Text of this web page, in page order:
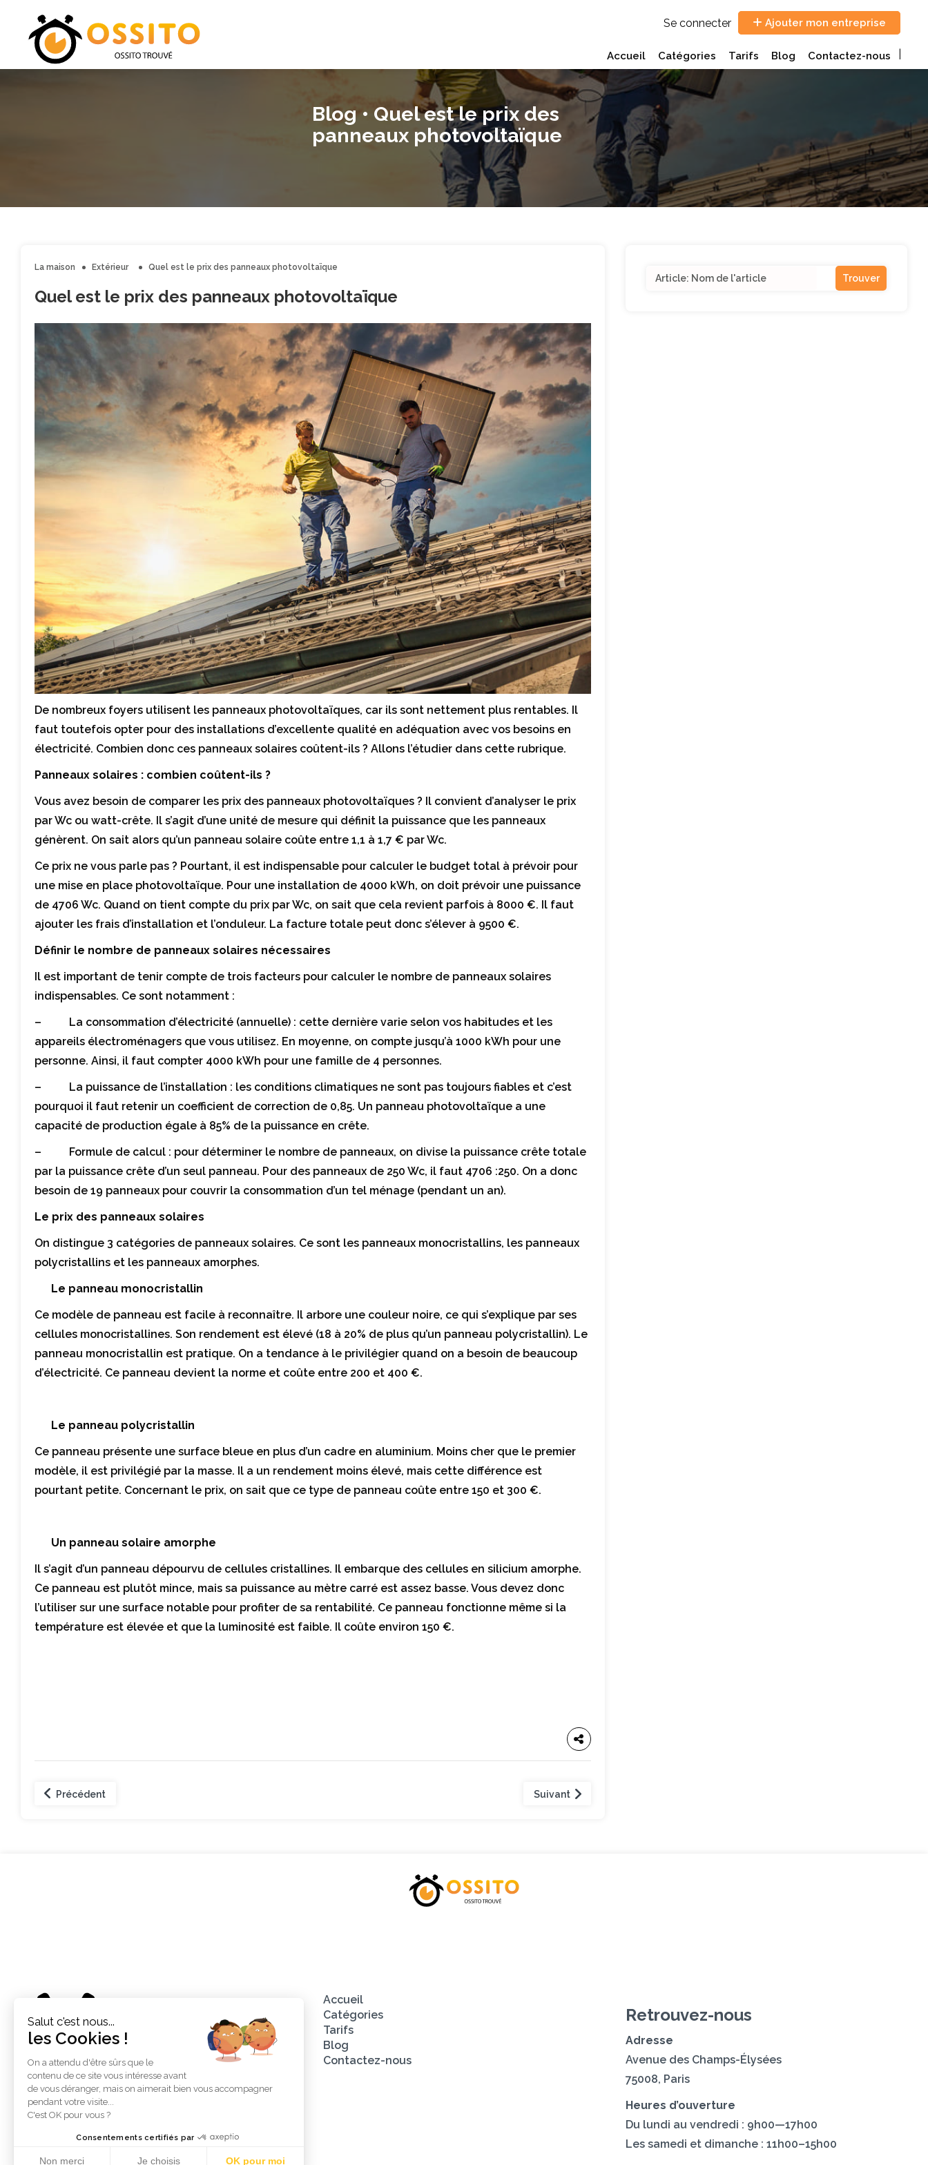
Se connecter Ajouter mon entreprise
Accueil Catégories Tarifs Blog Contactez-nous
Blog • Quel est le prix des
panneaux photovoltaïque
La maison Extérieur Quel est le prix des panneaux photovoltaïque
Quel est le prix des panneaux photovoltaïque
De nombreux foyers utilisent les panneaux photovoltaïques, car ils sont nettement plus rentables. Il
faut toutefois opter pour des installations d’excellente qualité en adéquation avec vos besoins en
électricité. Combien donc ces panneaux solaires coûtent-ils ? Allons l’étudier dans cette rubrique.
Panneaux solaires : combien coûtent-ils ?
Vous avez besoin de comparer les prix des panneaux photovoltaïques ? Il convient d’analyser le prix
par Wc ou watt-crête. Il s’agit d’une unité de mesure qui définit la puissance que les panneaux
génèrent. On sait alors qu’un panneau solaire coûte entre 1,1 à 1,7 € par Wc.
Ce prix ne vous parle pas ? Pourtant, il est indispensable pour calculer le budget total à prévoir pour
une mise en place photovoltaïque. Pour une installation de 4000 kWh, on doit prévoir une puissance
de 4706 Wc. Quand on tient compte du prix par Wc, on sait que cela revient parfois à 8000 €. Il faut
ajouter les frais d’installation et l’onduleur. La facture totale peut donc s’élever à 9500 €.
Définir le nombre de panneaux solaires nécessaires
Il est important de tenir compte de trois facteurs pour calculer le nombre de panneaux solaires
indispensables. Ce sont notamment :
– La consommation d’électricité (annuelle) : cette dernière varie selon vos habitudes et les
appareils électroménagers que vous utilisez. En moyenne, on compte jusqu’à 1000 kWh pour une
personne. Ainsi, il faut compter 4000 kWh pour une famille de 4 personnes.
– La puissance de l’installation : les conditions climatiques ne sont pas toujours fiables et c’est
pourquoi il faut retenir un coefficient de correction de 0,85. Un panneau photovoltaïque a une
capacité de production égale à 85% de la puissance en crête.
– Formule de calcul : pour déterminer le nombre de panneaux, on divise la puissance crête totale
par la puissance crête d’un seul panneau. Pour des panneaux de 250 Wc, il faut 4706 :250. On a donc
besoin de 19 panneaux pour couvrir la consommation d’un tel ménage (pendant un an).
Le prix des panneaux solaires
On distingue 3 catégories de panneaux solaires. Ce sont les panneaux monocristallins, les panneaux
polycristallins et les panneaux amorphes.
Le panneau monocristallin
Ce modèle de panneau est facile à reconnaître. Il arbore une couleur noire, ce qui s’explique par ses
cellules monocristallines. Son rendement est élevé (18 à 20% de plus qu’un panneau polycristallin). Le
panneau monocristallin est pratique. On a tendance à le privilégier quand on a besoin de beaucoup
d’électricité. Ce panneau devient la norme et coûte entre 200 et 400 €.
Le panneau polycristallin
Ce panneau présente une surface bleue en plus d’un cadre en aluminium. Moins cher que le premier
modèle, il est privilégié par la masse. Il a un rendement moins élevé, mais cette différence est
pourtant petite. Concernant le prix, on sait que ce type de panneau coûte entre 150 et 300 €.
Un panneau solaire amorphe
Il s’agit d’un panneau dépourvu de cellules cristallines. Il embarque des cellules en silicium amorphe.
Ce panneau est plutôt mince, mais sa puissance au mètre carré est assez basse. Vous devez donc
l’utiliser sur une surface notable pour profiter de sa rentabilité. Ce panneau fonctionne même si la
température est élevée et que la luminosité est faible. Il coûte environ 150 €.
Précédent Suivant
for:
À propos de ce site
C’est peut-être le bon endroit pour vous présenter
et votre site ou insérer quelques crédits.
Accueil
Catégories
Tarifs
Blog
Contactez-nous
Retrouvez-nous
Adresse
Avenue des Champs-Élysées
75008, Paris
Heures d’ouverture
Du lundi au vendredi : 9h00—17h00
Les samedi et dimanche : 11h00–15h00
Salut c'est nous...
les Cookies !
On a attendu d'être sûrs que le
contenu de ce site vous intéresse avant
de vous déranger, mais on aimerait bien vous accompagner
pendant votre visite...
C'est OK pour vous ?
Consentements certifiés par
Non merci Je choisis OK pour moi